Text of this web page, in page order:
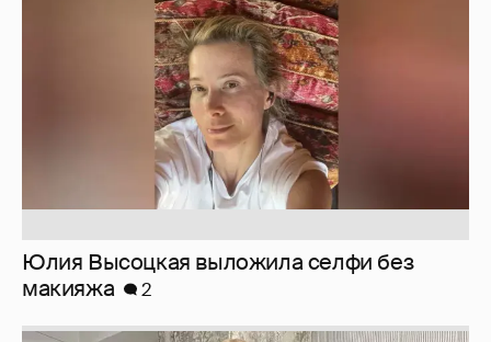
Юлия Высоцкая выложила селфи без
макияжа
2